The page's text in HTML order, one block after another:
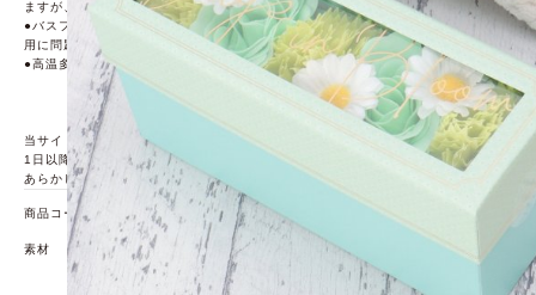
ますが、ご使用に問題はありません。
●バスフラワーは製造時の熱加工により、黒点がみられることがありますが、ご使
用に問題はありません。
●高温多湿、直射日光を避け、乳幼児の手の届かないところで保管してください。
当サイトの春夏物商品の期間限定割引価格につきまして、春夏物は基本的に10月
1日以降は一定期間正価での販売価格に戻させて頂きます。
あらかじめご了承くださいませ。
商品コード 30738391
素材
全成分:ラウレス硫酸Na コーンスターチ ポリビニルアル
コール 水 グリセリン ジメチコン ミネラルオイル 香料
メチルパラベン BHT プロピルパラベン (イエロー):黄4